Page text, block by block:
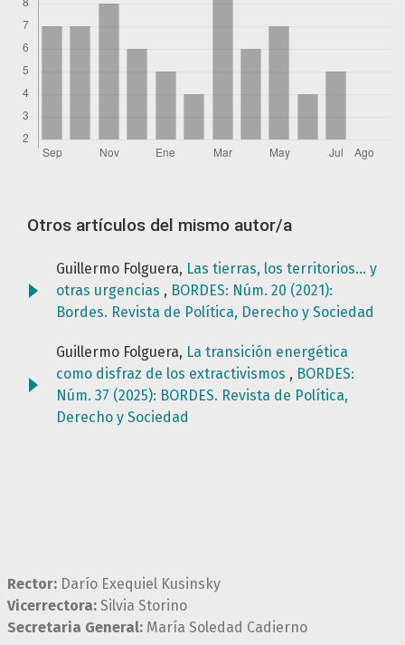
Otros artículos del mismo autor/a
Guillermo Folguera, Las tierras, los territorios… y
otras urgencias , BORDES: Núm. 20 (2021):
Bordes. Revista de Política, Derecho y Sociedad
Guillermo Folguera, La transición energética
como disfraz de los extractivismos , BORDES:
Núm. 37 (2025): BORDES. Revista de Política,
Derecho y Sociedad
Rector: Darío Exequiel Kusinsky
Vicerrectora: Silvia Storino
Secretaria General: María Soledad Cadierno